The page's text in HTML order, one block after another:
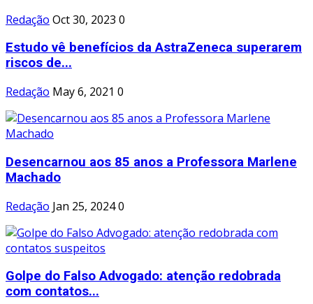
Redação Oct 30, 2023 0
Estudo vê benefícios da AstraZeneca superarem
riscos de...
Redação May 6, 2021 0
Desencarnou aos 85 anos a Professora Marlene
Machado
Redação Jan 25, 20240
Golpe do Falso Advogado: atenção redobrada
com contatos...